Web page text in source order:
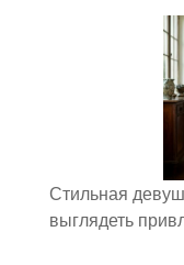
Стильная
выглядеть